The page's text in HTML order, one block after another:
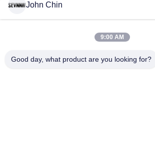
popularne kategorie
stroje kąpielowe
recyklingu
John Chin
9:00 AM
Good day, what product are you looking for?